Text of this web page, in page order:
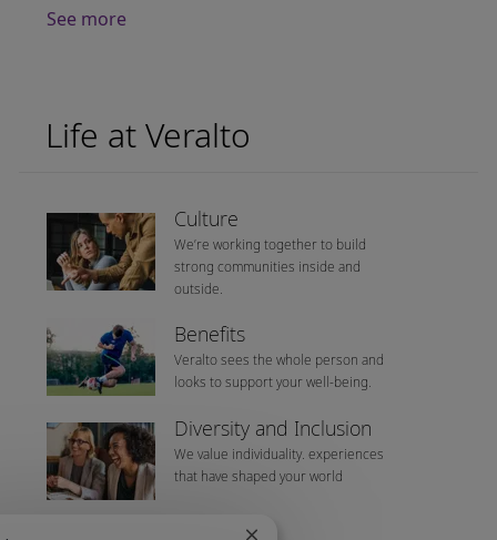
See more
Life at Veralto
Culture
We’re working together to build
strong communities inside and
outside.
Benefits
Veralto sees the whole person and
looks to support your well-being.
Diversity and Inclusion
We value individuality. experiences
that have shaped your world